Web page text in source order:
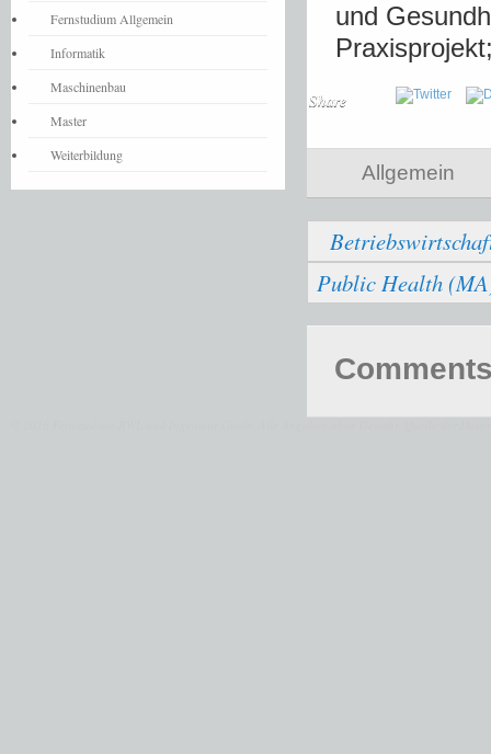
und
Share
Allgemein
Public Health
Fernstudium Allgemein
Informatik
Maschinenbau
Master
Weiterbildung